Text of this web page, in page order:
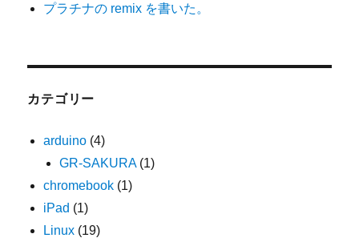
プラチナの remix を書いた。
カテゴリー
arduino (4)
GR-SAKURA(1)
chromebook (1)
iPad (1)
Linux (19)